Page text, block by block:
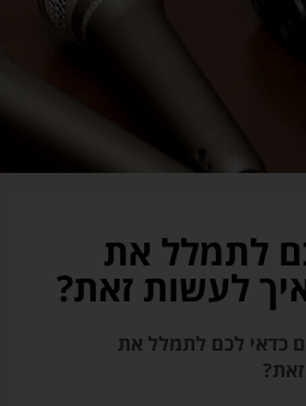
לתמלל את
לעשות זאת?
כדאי לכם לתמלל את